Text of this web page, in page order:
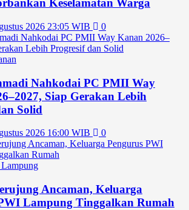
Keselamatan Warga
2026 23:05 WIB 0
Nahkodai PC PMII Way
Siap Gerakan Lebih
Solid
2026 16:00 WIB 0
Ancaman, Keluarga
Lampung Tinggalkan Rumah